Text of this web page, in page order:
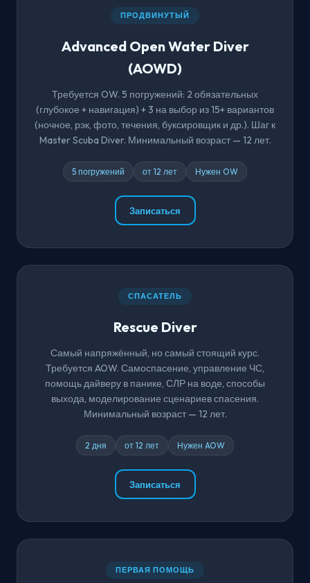
ПРОДВИНУТЫЙ
Advanced Open Water Diver
(AOWD)
Требуется OW. 5 погружений: 2 обязательных
(глубокое + навигация) + 3 на выбор из 15+ вариантов
(ночное, рэк, фото, течения, буксировщик и др.). Шаг к
Master Scuba Diver. Минимальный возраст — 12 лет.
5 погружений от 12 лет Нужен OW
Записаться
СПАСАТЕЛЬ
Rescue Diver
Самый напряжённый, но самый стоящий курс.
Требуется AOW. Самоспасение, управление ЧС,
помощь дайверу в панике, СЛР на воде, способы
выхода, моделирование сценариев спасения.
Минимальный возраст — 12 лет.
2 дня от 12 лет Нужен AOW
Записаться
ПЕРВАЯ ПОМОЩЬ